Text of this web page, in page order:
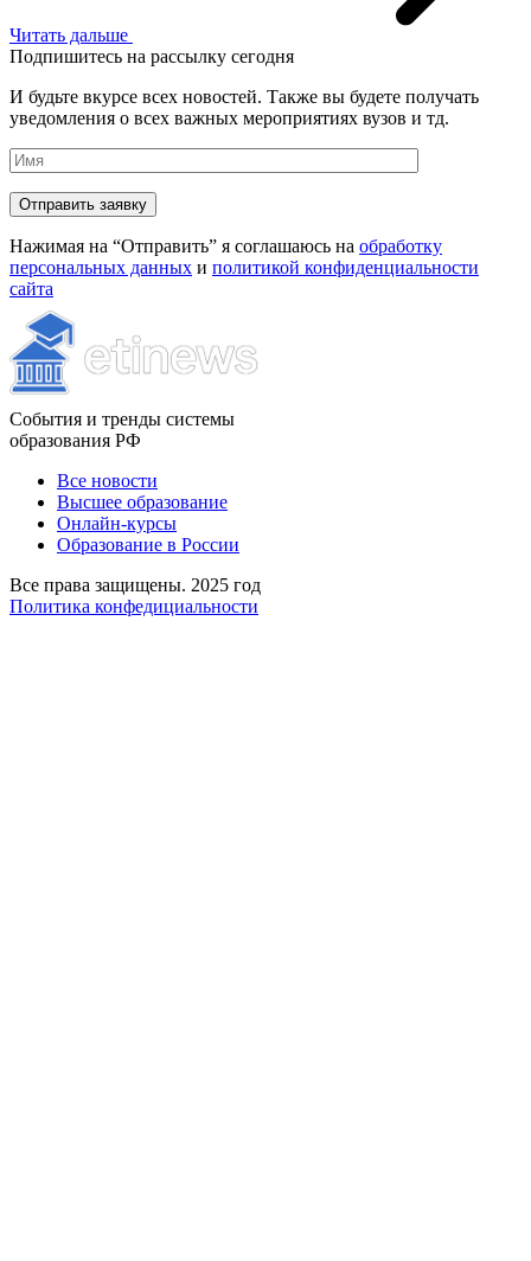
Читать дальше
Подпишитесь на рассылку сегодня
И будьте вкурсе всех новостей. Также вы будете получать
уведомления о всех важных мероприятиях вузов и тд.
Нажимая на “Отправить” я соглашаюсь на обработку
персональных данных и политикой конфиденциальности
сайта
События и тренды системы
образования РФ
Все новости
Высшее образование
Онлайн-курсы
Образование в России
Все права защищены. 2025 год
Политика конфедициальности